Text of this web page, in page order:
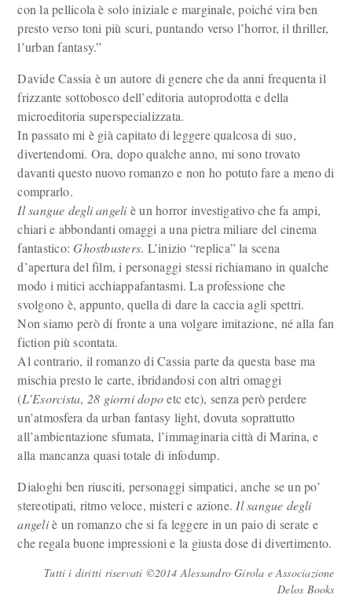
con la pellicola è solo iniziale e marginale, poiché vira ben
presto verso toni più scuri, puntando verso l’horror, il thriller,
l’urban fantasy.”
Davide Cassia è un autore di genere che da anni frequenta il
frizzante sottobosco dell’editoria autoprodotta e della
microeditoria superspecializzata.
In passato mi è già capitato di leggere qualcosa di suo,
divertendomi. Ora, dopo qualche anno, mi sono trovato
davanti questo nuovo romanzo e non ho potuto fare a meno di
comprarlo.
Il sangue degli angeliè un horror investigativo che fa ampi,
chiari e abbondanti omaggi a una pietra miliare del cinema
fantastico: Ghostbusters. L’inizio “replica” la scena
d’apertura del film, i personaggi stessi richiamano in qualche
modo i mitici acchiappafantasmi. La professione che
svolgono è, appunto, quella di dare la caccia agli spettri.
Non siamo però di fronte a una volgare imitazione, né alla fan
fiction più scontata.
Al contrario, il romanzo di Cassia parte da questa base ma
mischia presto le carte, ibridandosi con altri omaggi
(L’Esorcista, 28 giorni dopoetc etc), senza però perdere
un’atmosfera da urban fantasy light, dovuta soprattutto
all’ambientazione sfumata, l’immaginaria città di Marina, e
alla mancanza quasi totale di infodump.
Dialoghi ben riusciti, personaggi simpatici, anche se un po’
stereotipati, ritmo veloce, misteri e azione. Il sangue degli
angeliè un romanzo che si fa leggere in un paio di serate e
che regala buone impressioni e la giusta dose di divertimento.
Tutti i diritti riservati ©2014 Alessandro Girola e Associazione
Delos Books